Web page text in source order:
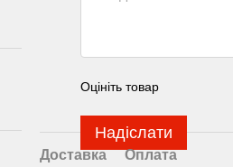
Оцініть товар
Надіслати
Доставка Оплата